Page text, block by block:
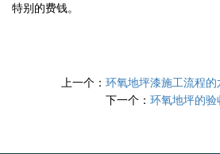
特别的费钱。
上一个： 环氧地坪漆施工流程
下一个： 环氧地坪的验